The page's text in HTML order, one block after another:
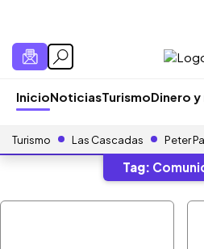
InicioNoticiasTurismoDinero
Turismo Las Cascadas Peter
Tag: